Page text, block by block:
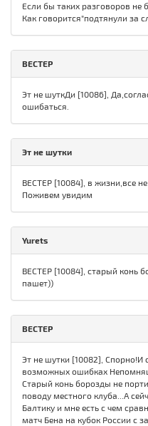
Если бы таких разговоров
Как говорится"подтянули за
ВЕСТЕР
Эт не шуткДи [10086],
ошибаться.
Эт не шутки
ВЕСТЕР [10084], в жизни,все
Поживем увидим
Yurets
ВЕСТЕР [10084], старый конь
пашет))
ВЕСТЕР
Эт не шутки [10082], Спорно!И
возможных ошибках
Старый конь борозды не
поводу местного клуба...А
Балтику и мне есть с чем
матч Бена на кубок России с